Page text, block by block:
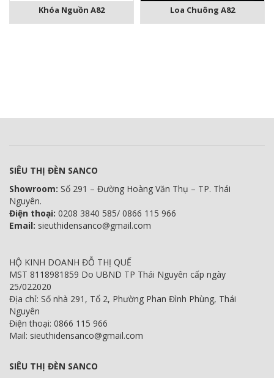
Khóa Nguồn A82 Loa Chuông A82
SIÊU THỊ ĐÈN SANCO
Showroom: Số 291 – Đường Hoàng Văn Thụ – TP. Thái
Nguyên.
Điện thoại: 0208 3840 585/ 0866 115 966
Email: sieuthidensanco@gmail.com
HỘ KINH DOANH ĐỖ THỊ QUẾ
MST 8118981859 Do UBND TP Thái Nguyên cấp ngày
25/022020
Địa chỉ: Số nhà 291, Tổ 2, Phường Phan Đình Phùng, Thái
Nguyên
Điện thoại: 0866 115 966
Mail: sieuthidensanco@gmail.com
SIÊU THỊ ĐÈN SANCO